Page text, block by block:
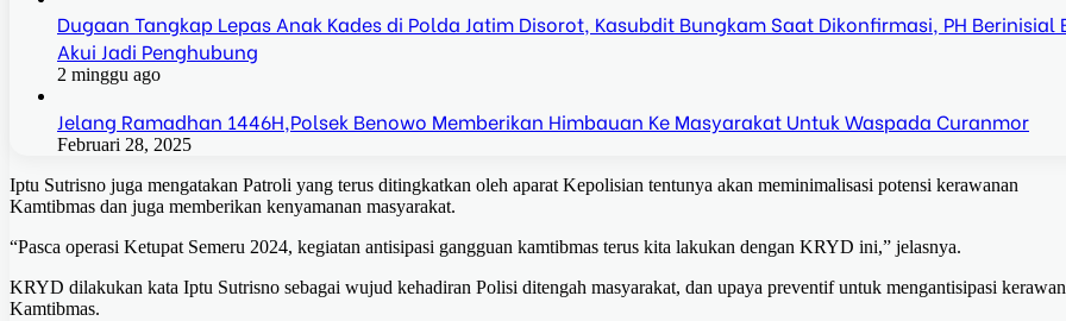
Dugaan Tangkap Lepas Anak Kades di Polda Jatim Disorot, Kasubdit Bungkam Saat Dikonfirmasi, PH Berinisial
Akui Jadi Penghubung
2 minggu ago
Jelang Ramadhan 1446H,Polsek Benowo Memberikan Himbauan Ke Masyarakat Untuk Waspada Curanmor
Februari 28, 2025
Iptu Sutrisno juga mengatakan Patroli yang terus ditingkatkan oleh aparat Kepolisian tentunya akan meminimalisasi potensi kerawanan
Kamtibmas dan juga memberikan kenyamanan masyarakat.
“Pasca operasi Ketupat Semeru 2024, kegiatan antisipasi gangguan kamtibmas terus kita lakukan dengan KRYD ini,” jelasnya.
KRYD dilakukan kata Iptu Sutrisno sebagai wujud kehadiran Polisi ditengah masyarakat, dan upaya preventif untuk mengantisipasi
Kamtibmas.